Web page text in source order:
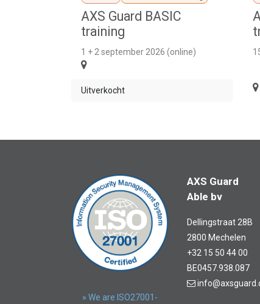
AXS Guard BASIC
training
1 + 2 september 2026 (online)
Uitverkocht
» We are ISO27001-
AXS Guard
Able bv
Dellingstraat 28B
2800 Mechelen
+32 15 50 44 00
BE0457.938.087